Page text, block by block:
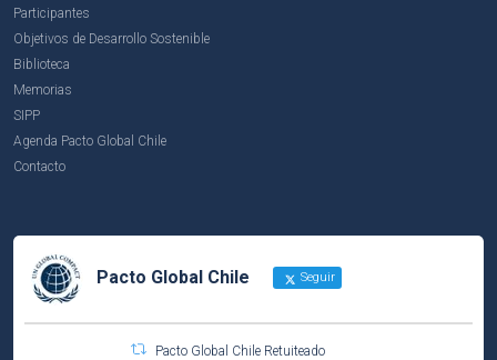
Participantes
Objetivos de Desarrollo Sostenible
Biblioteca
Memorias
SIPP
Agenda Pacto Global Chile
Contacto
Pacto Global Chile Seguir
Pacto Global Chile Retuiteado